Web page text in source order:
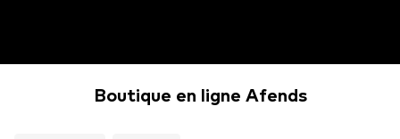
Boutique en ligne Afends